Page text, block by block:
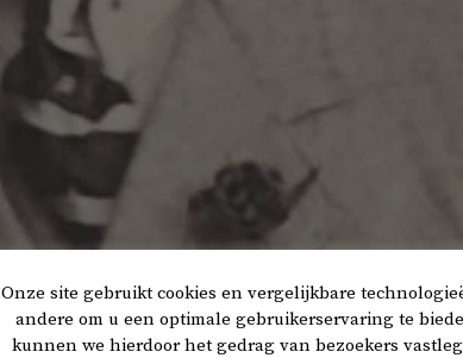
Onze site gebruikt cookies en vergelijkbare
andere om u een optimale gebruikerservaring te
kunnen we hierdoor het gedrag van bezoekers